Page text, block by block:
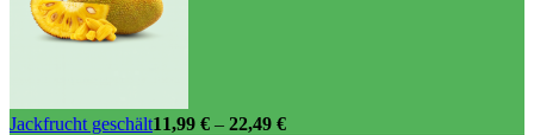
Jackfrucht geschält11,99 € – 22,49 €